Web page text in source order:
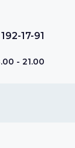
17-91
- 21.00